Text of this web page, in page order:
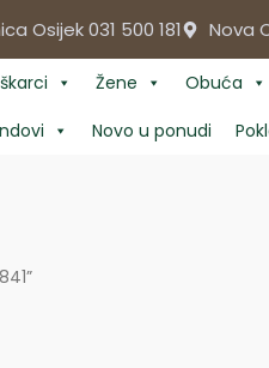
Osijek 031 500 181 Nova
Žene Obuća
Novo u ponudi